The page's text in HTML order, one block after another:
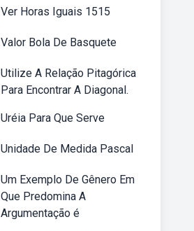
Ver Horas Iguais 1515
Valor Bola De Basquete
Utilize A Relação Pitagórica
Para Encontrar A Diagonal.
Uréia Para Que Serve
Unidade De Medida Pascal
Um Exemplo De Gênero Em
Que Predomina A
Argumentação é